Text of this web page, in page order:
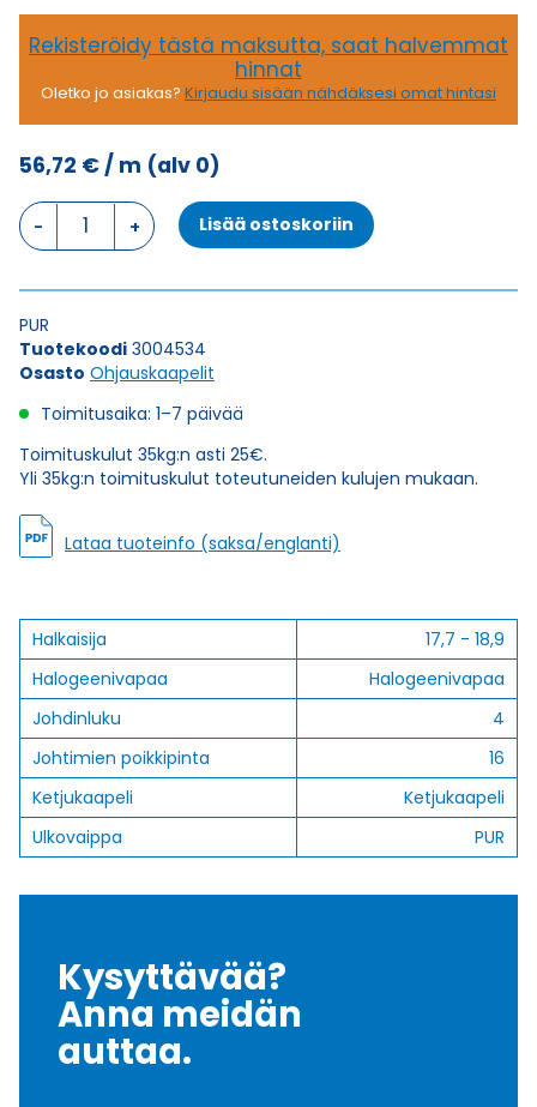
Rekisteröidy tästä maksutta, saat halvemmat
hinnat
Oletko jo asiakas? Kirjaudu sisään nähdäksesi omat hintasi
56,72 €/ m (alv 0)
Ohjauskaapeli
FESTOONTEC
HF-
määrä
Lisää ostoskoriin
PUR
Tuotekoodi 3004534
Osasto Ohjauskaapelit
Toimitusaika: 1–7 päivää
Toimituskulut 35kg:n asti 25€.
Yli 35kg:n toimituskulut toteutuneiden kulujen mukaan.
Lataa tuoteinfo (saksa/englanti)
Halkaisija
17,7 - 18,9
Halogeenivapaa
Halogeenivapaa
Johdinluku
4
Johtimien poikkipinta
16
Ketjukaapeli
Ketjukaapeli
Ulkovaippa
PUR
Kysyttävää?
Anna meidän
auttaa.